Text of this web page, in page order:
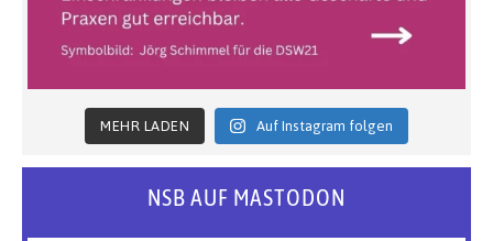
MEHR LADEN Auf Instagram folgen
NSB AUF MASTODON